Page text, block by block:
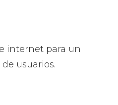
internet para un
usuarios.